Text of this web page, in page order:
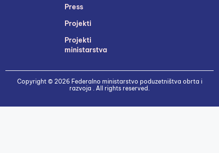
Press
Projekti
Projekti
ministarstva
Copyright © 2026 Federalno ministarstvo poduzetništva obrta i
razvoja . All rights reserved.